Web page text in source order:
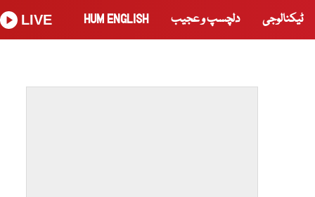
ٹیکنالوجی دلچسپ و عجیب HUM ENGLISH
LIVE